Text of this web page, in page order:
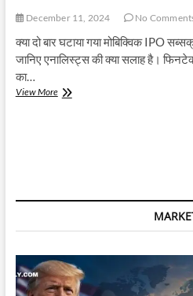
December 11, 2024 No
क्या दो बार घटाया गया मोबिक्विक IPO
जानिए एनालिस्ट्स की क्या सलाह है।
का…
View Moreमोबिक्विक
किया
निवेशकों
क्या
करना
चाहिए